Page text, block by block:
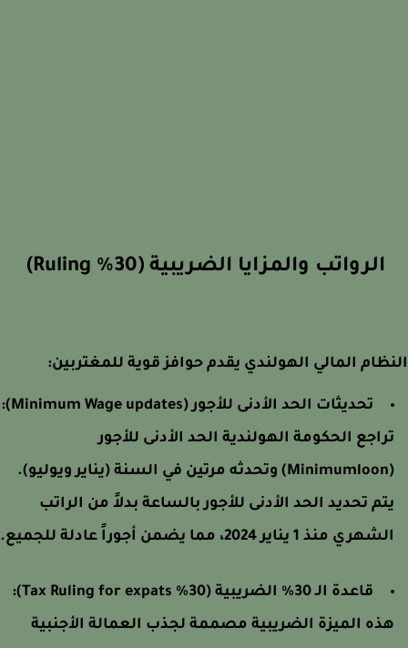
الرواتب والمزايا الضريبية (30% Ruling)
المالي الهولندي يقدم حوافز قوية للمغتربين:
تحديثات الحد الأدنى للأجور (Minimum Wage updates):
الحكومة الهولندية الحد الأدنى للأجور
(Minimumloon) وتحدثه مرتين في السنة (يناير ويوليو).
تحديد الحد الأدنى للأجور بالساعة بدلاً من الراتب
منذ 1 يناير 2024، مما يضمن أجوراً عادلة للجميع.
قاعدة الـ 30% الضريبية (30% Tax Ruling for expats):
الميزة الضريبية مصممة لجذب العمالة الأجنبية